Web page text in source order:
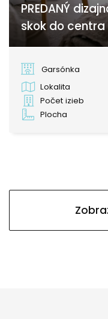
PREDANÝ
skok do centra
Garsónka
Lokalita
Počet izieb
Plocha